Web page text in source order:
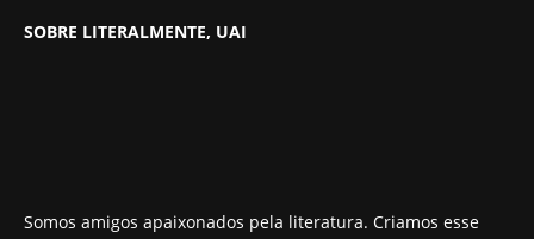
SOBRE LITERALMENTE, UAI
Somos amigos apaixonados pela literatura. Criamos esse